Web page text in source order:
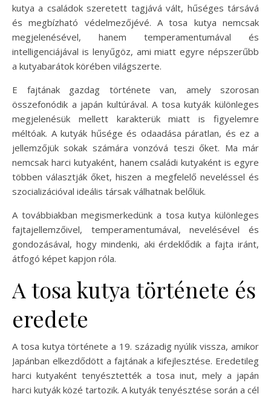
kutya a családok szeretett tagjává vált, hűséges társává
és megbízható védelmezőjévé. A tosa kutya nemcsak
megjelenésével, hanem temperamentumával és
intelligenciájával is lenyűgöz, ami miatt egyre népszerűbb
a kutyabarátok körében világszerte.
E fajtának gazdag története van, amely szorosan
összefonódik a japán kultúrával. A tosa kutyák különleges
megjelenésük mellett karakterük miatt is figyelemre
méltóak. A kutyák hűsége és odaadása páratlan, és ez a
jellemzőjük sokak számára vonzóvá teszi őket. Ma már
nemcsak harci kutyaként, hanem családi kutyaként is egyre
többen választják őket, hiszen a megfelelő neveléssel és
szocializációval ideális társak válhatnak belőlük.
A továbbiakban megismerkedünk a tosa kutya különleges
fajtajellemzőivel, temperamentumával, nevelésével és
gondozásával, hogy mindenki, aki érdeklődik a fajta iránt,
átfogó képet kapjon róla.
A tosa kutya története és
eredete
A tosa kutya története a 19. századig nyúlik vissza, amikor
Japánban elkezdődött a fajtának a kifejlesztése. Eredetileg
harci kutyaként tenyésztették a tosa inut, mely a japán
harci kutyák közé tartozik. A kutyák tenyésztése során a cél